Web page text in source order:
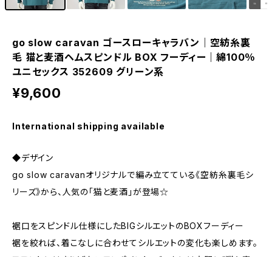
go slow caravan ゴースローキャラバン｜空紡糸裏
毛 猫と麦酒ヘムスピンドル BOX フーディー｜綿100％
ユニセックス 352609 グリーン系
¥9,600
International shipping available
◆デザイン
go slow caravanオリジナルで編み立てている《空紡糸裏毛シ
リーズ》から、人気の「猫と麦酒」が登場☆
裾口をスピンドル仕様にしたBIGシルエットのBOXフーディー
裾を絞れば、着こなしに合わせてシルエットの変化も楽しめます。